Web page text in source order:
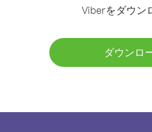
Viberをダウン
ダウンロ